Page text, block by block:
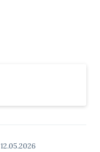
12.05.2026